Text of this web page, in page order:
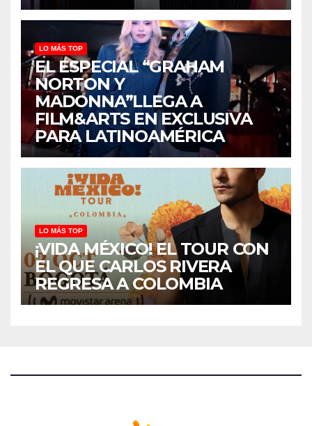
LO MÁS TOP
EL ESPECIAL “GRAHAM
NORTON Y
MADONNA”LLEGA A
FILM&ARTS EN EXCLUSIVA
PARA LATINOAMÉRICA
LO MÁS TOP
¡VIDA MÉXICO! EL TOUR CON
EL QUE CARLOS RIVERA
REGRESA A COLOMBIA